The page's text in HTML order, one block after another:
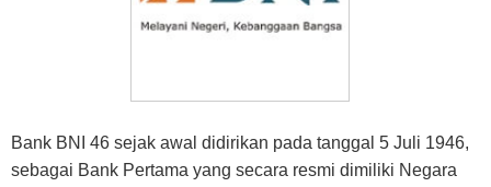
Bank BNI 46 sejak awal didirikan pada tanggal 5 Juli 1946,
sebagai Bank Pertama yang secara resmi dimiliki Negara